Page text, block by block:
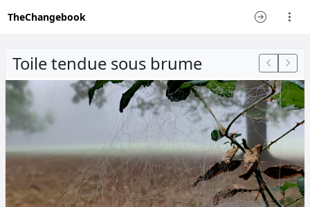
TheChangebook
Toile tendue sous brume